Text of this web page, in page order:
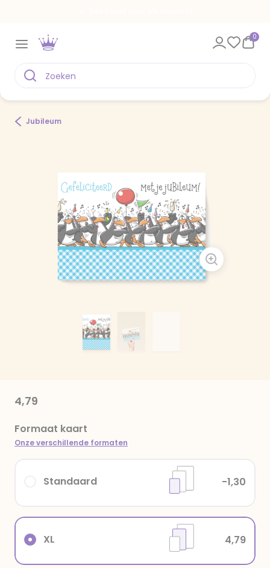
0
Jubileum
4,79
Formaat kaart
Onze verschillende formaten
XL 4,79
Standaard -1,30